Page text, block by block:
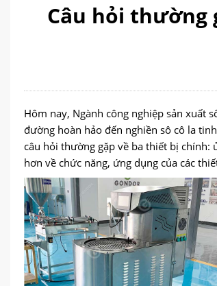
Câu hỏi thường
Hôm nay, Ngành công nghiệp sản xuất
đường hoàn hảo đến nghiền sô cô la
câu hỏi thường gặp về ba thiết bị chính:
hơn về chức năng, ứng dụng của các